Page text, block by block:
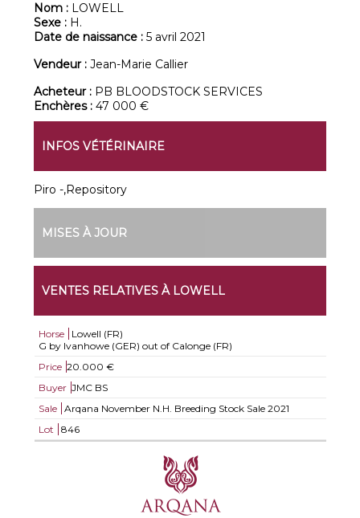
Nom : LOWELL
Sexe : H.
Date de naissance :5 avril 2021
Vendeur :Jean-Marie Callier
Acheteur : PB BLOODSTOCK SERVICES
Enchères :47 000 €
INFOS VÉTÉRINAIRE
Piro -,Repository
MISES À JOUR
VENTES RELATIVES À LOWELL
Horse
Lowell (FR)
G by Ivanhowe (GER) out of Calonge (FR)
Price 20.000 €
Buyer JMC BS
Sale
Arqana November N.H. Breeding Stock Sale 2021
Lot
846